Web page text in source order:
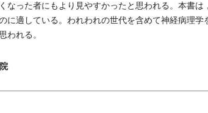
なった者にもより見やすかったと思われる。本書は
に適している。われわれの世代を含めて神経病理
われる。